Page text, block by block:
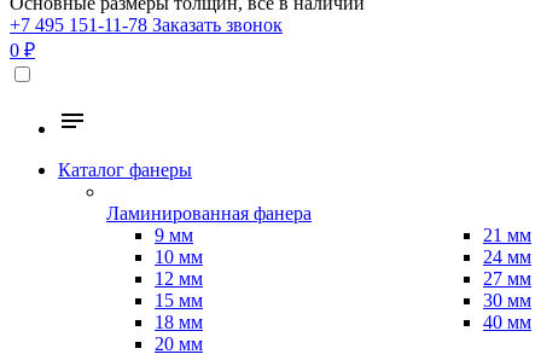
+7 495 151-11-78 Заказать звонок
0 ₽
Каталог фанеры
Ламинированная фанера
9 мм
10 мм
12 мм
15 мм
18 мм
20 мм
21 мм
24 мм
27 мм
30 мм
40 мм